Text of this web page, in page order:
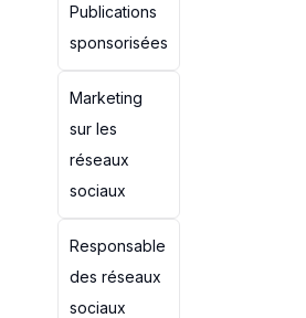
Publications
sponsorisées
Marketing
sur les
réseaux
sociaux
Responsable
des réseaux
sociaux